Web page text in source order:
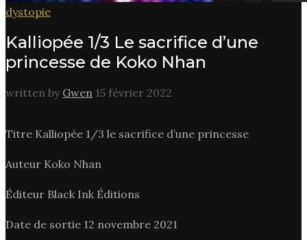
dystopie
Kalliopée 1/3 Le sacrifice d’une
princesse de Koko Nhan
written by Gwen 15 février 2022
Titre Kalliopée 1/3 le sacrifice d’une princesse
Auteur Koko Nhan
Éditeur Black Ink Éditions
Date de sortie 12 novembre 2021